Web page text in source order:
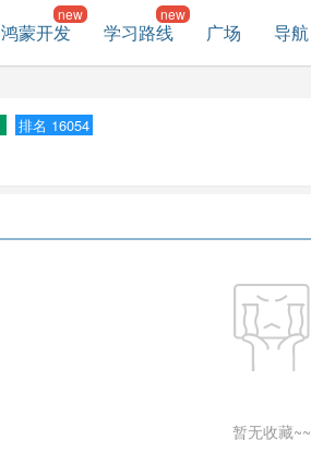
鸿蒙开发 学习路线 广场 导航
排名 16054
暂无收藏~~